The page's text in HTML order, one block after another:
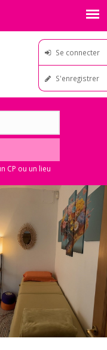
Se connecter
S'enregistrer